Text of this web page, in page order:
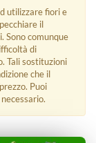
utilizzare fiori e
il
Sono comunque
di
Tali sostituzioni
che il
Puoi